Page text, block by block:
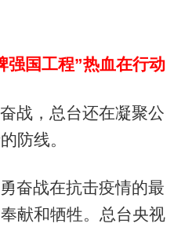
强国工程”热血在行动
战，总台还在凝聚公
防线。
奋战在抗击疫情的最
献和牺牲。总台央视